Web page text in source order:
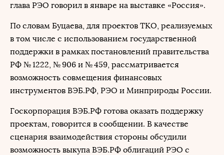
глава РЭО говорил в январе на выставке «Россия».
По словам Буцаева, для проектов ТКО, реализуемых
в том числе с использованием государственной
поддержки в рамках постановлений правительства
РФ № 1222, № 906 и № 459, рассматривается
возможность совмещения финансовых
инструментов ВЭБ.РФ, РЭО и Минприроды России.
Госкорпорация ВЭБ.РФ готова оказать поддержку
проектам, говорится в сообщении. В качестве
сценария взаимодействия стороны обсудили
возможность выкупа ВЭБ.РФ облигаций РЭО с